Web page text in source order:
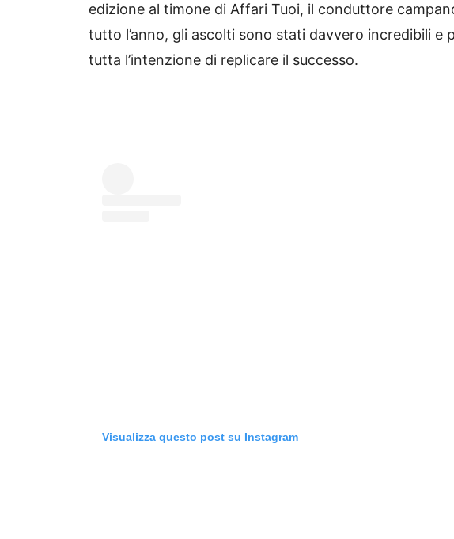
edizione al timone di Affari Tuoi, il conduttore
tutto l’anno, gli ascolti sono stati davvero incredibili e
tutta l’intenzione di replicare il successo.
Visualizza questo post su Instagram